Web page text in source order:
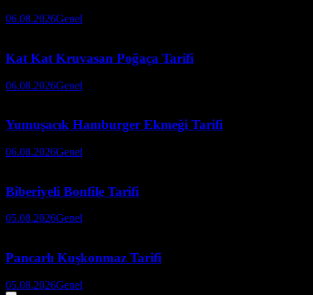
06.08.2026Genel
Kat Kat Kruvasan Poğaça Tarifi
06.08.2026Genel
Yumuşacık Hamburger Ekmeği Tarifi
06.08.2026Genel
Biberiyeli Bonfile Tarifi
05.08.2026Genel
Pancarlı Kuşkonmaz Tarifi
05.08.2026Genel